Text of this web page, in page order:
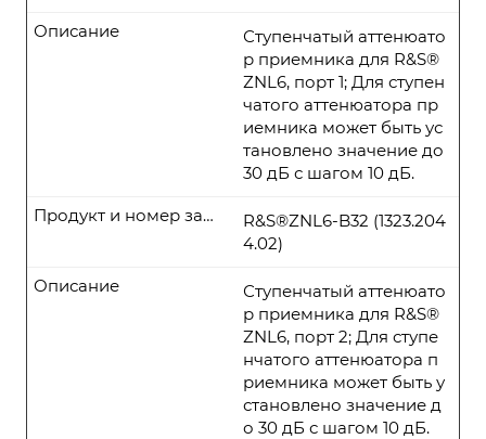
Ступенчатый аттенюато
р приемника для R&S®
ZNL6, порт 1; Для ступен
чатого аттенюатора пр
иемника может быть ус
тановлено значение до
30 дБ с шагом 10 дБ.
Описание
R&S®ZNL6-B32 (1323.204
4.02)
Продукт и номер заказа
Ступенчатый аттенюато
р приемника для R&S®
ZNL6, порт 2; Для ступе
нчатого аттенюатора п
риемника может быть у
становлено значение д
о 30 дБ с шагом 10 дБ.
Описание